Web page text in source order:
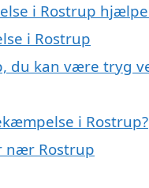
i Rostrup
i Rostrup
du kan være tryg
i Rostrup?
nær Rostrup